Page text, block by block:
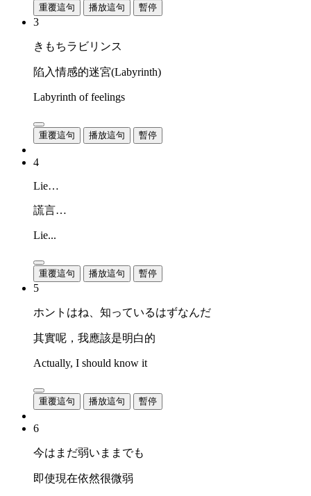
重覆這句 播放這句 暫停
3
きもちラビリンス
陷入情感的迷宮(Labyrinth)
Labyrinth of feelings
重覆這句 播放這句 暫停
4
Lie…
謊言…
Lie...
重覆這句 播放這句 暫停
5
ホントはね、知っているはずなんだ
其實呢，我應該是明白的
Actually, I should know it
重覆這句 播放這句 暫停
6
今はまだ弱いままでも
即使現在依然很微弱